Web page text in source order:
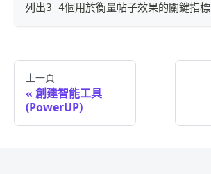
列出3-4個用於衡量帖子效果的關鍵指標
上一頁
創建智能工具
(PowerUP)